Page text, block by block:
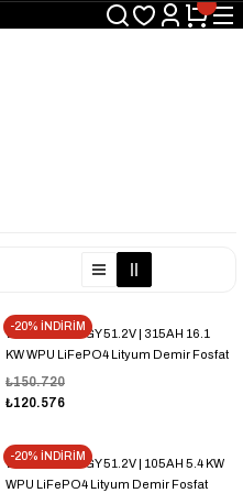
-20% İNDİRİM
WERER ENERGY 51.2V | 315AH 16.1
KW WPU LiFePO4 Lityum Demir Fosfat
Batarya/Akü – Bluetooth
₺120.576
₺150.720
-20% İNDİRİM
WERER ENERGY 51.2V | 105AH 5.4 KW
WPU LiFePO4 Lityum Demir Fosfat